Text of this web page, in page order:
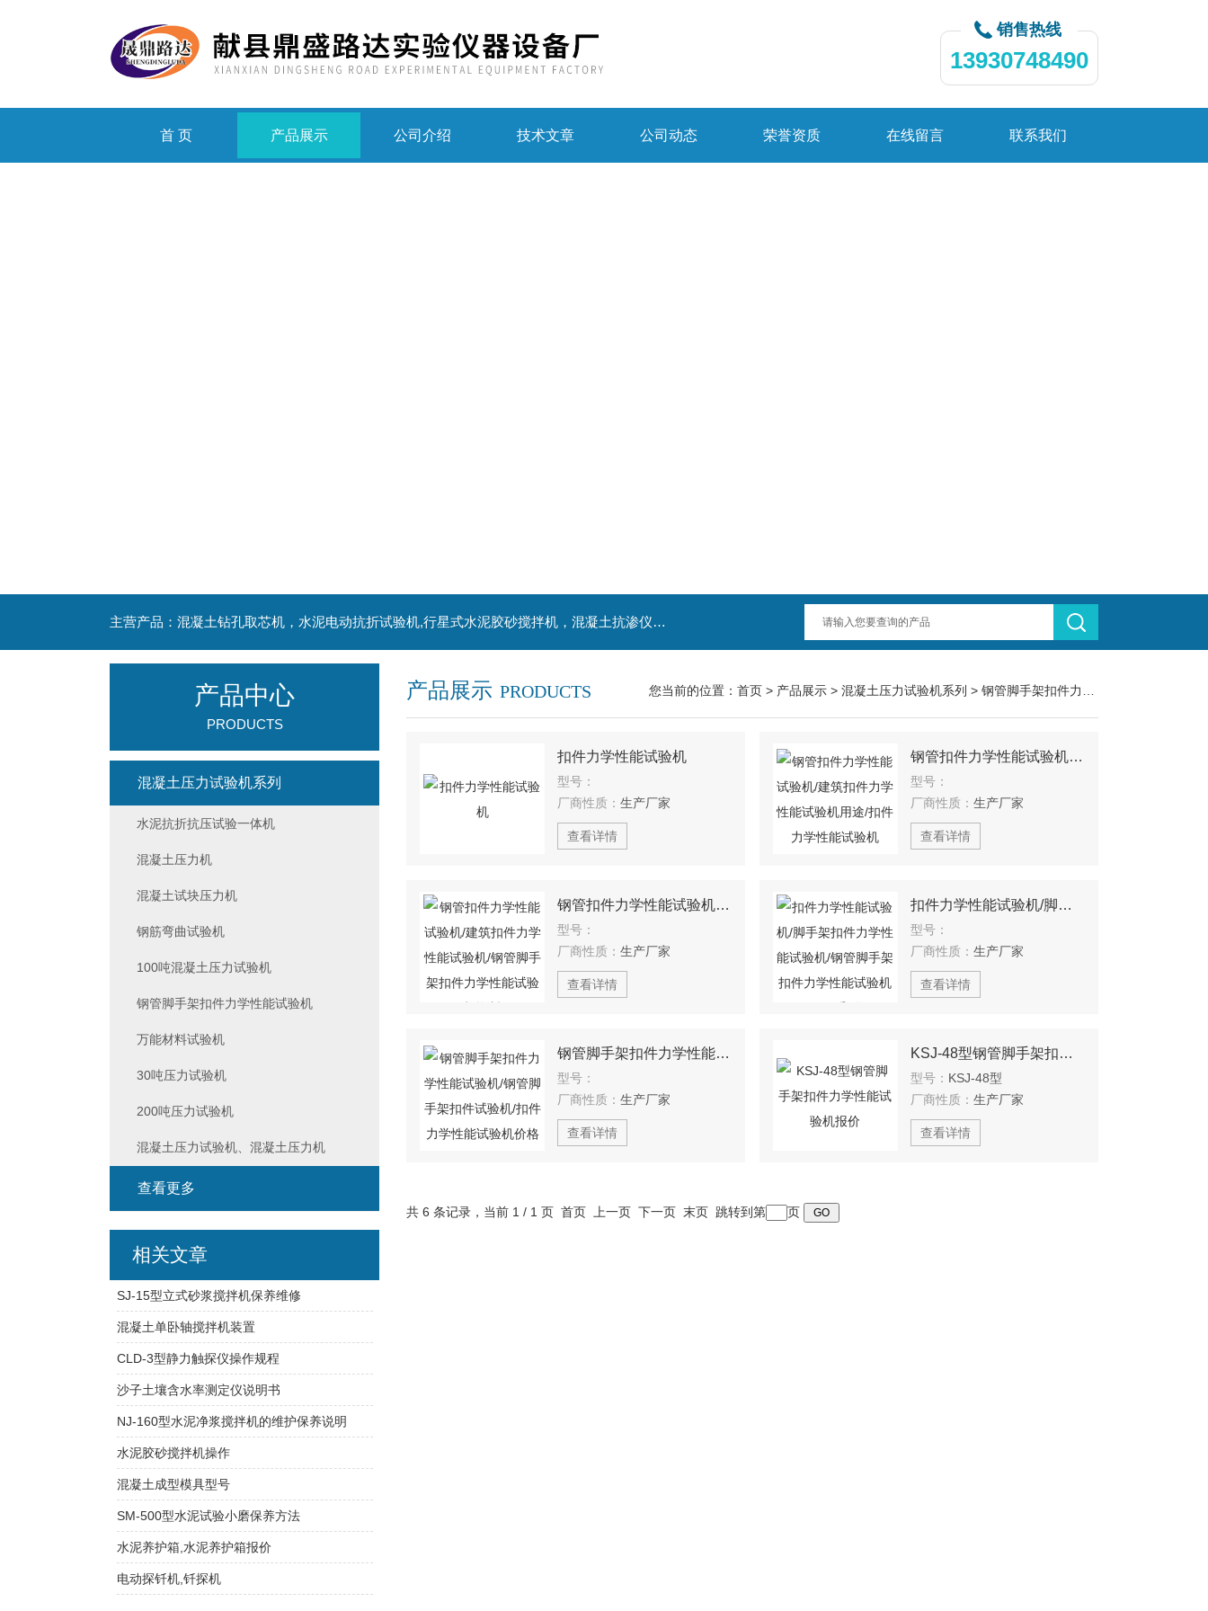
销售热线
13930748490
首 页 产品展示 公司介绍 技术文章 公司动态 荣誉资质 在线留言 联系我们
主营产品：混凝土钻孔取芯机，水泥电动抗折试验机,行星式水泥胶砂搅拌机，混凝土抗渗仪，水泥胶砂振实台，水泥净浆搅拌机，水泥细度负压筛析仪,混凝土含气量测定仪,混凝土振动台
产品展示 PRODUCTS 您当前的位置： 首页 > 产品展示 > 混凝土压力试验机系列 > 钢管脚手架扣件力学性能试验机
扣件力学性能试验机
型号：
厂商性质： 生产厂家
查看详情
钢管扣件力学性能试验机/建筑扣件力学性能试验机用途/扣件力学性能试验机
型号：
厂商性质： 生产厂家
查看详情
钢管扣件力学性能试验机/建筑扣件力学性能试验机/钢管脚手架扣件力学性能试验机资料
型号：
厂商性质： 生产厂家
查看详情
扣件力学性能试验机/脚手架扣件力学性能试验机/钢管脚手架扣件力学性能试验机KSJ系列
型号：
厂商性质： 生产厂家
查看详情
钢管脚手架扣件力学性能试验机/钢管脚手架扣件试验机/扣件力学性能试验机价格
型号：
厂商性质： 生产厂家
查看详情
KSJ-48型钢管脚手架扣件力学性能试验机报价
型号： KSJ-48型
厂商性质： 生产厂家
查看详情
共 6 条记录，当前 1 / 1 页 首页 上一页 下一页 末页 跳转到第 页
产品中心
PRODUCTS
混凝土压力试验机系列
水泥抗折抗压试验一体机
混凝土压力机
混凝土试块压力机
钢筋弯曲试验机
100吨混凝土压力试验机
钢管脚手架扣件力学性能试验机
万能材料试验机
30吨压力试验机
200吨压力试验机
混凝土压力试验机、混凝土压力机
查看更多
相关文章
SJ-15型立式砂浆搅拌机保养维修
混凝土单卧轴搅拌机装置
CLD-3型静力触探仪操作规程
沙子土壤含水率测定仪说明书
NJ-160型水泥净浆搅拌机的维护保养说明
水泥胶砂搅拌机操作
混凝土成型模具型号
SM-500型水泥试验小磨保养方法
水泥养护箱,水泥养护箱报价
电动探钎机,钎探机